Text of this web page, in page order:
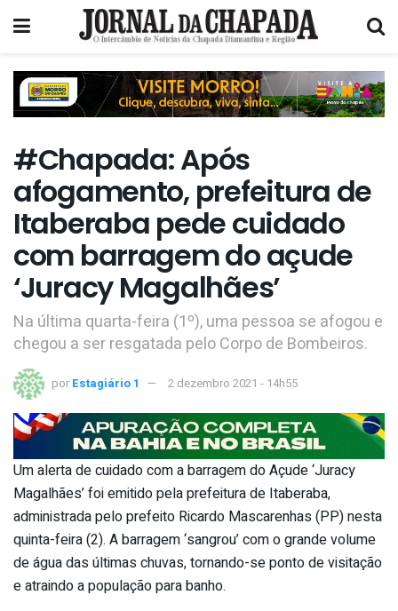
#Chapada: Após
afogamento, prefeitura de
Itaberaba pede cuidado
com barragem do açude
‘Juracy Magalhães’
Na última quarta-feira (1º), uma pessoa se afogou e
chegou a ser resgatada pelo Corpo de Bombeiros.
por Estagiário 1 2 dezembro 2021 - 14h55
Um alerta de cuidado com a barragem do Açude ‘Juracy
Magalhães’ foi emitido pela prefeitura de Itaberaba,
administrada pelo prefeito Ricardo Mascarenhas (PP) nesta
quinta-feira (2). A barragem ‘sangrou’ com o grande volume
de água das últimas chuvas, tornando-se ponto de visitação
e atraindo a população para banho.